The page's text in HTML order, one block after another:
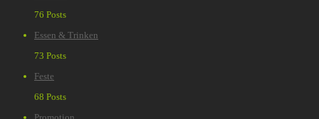
76 Posts
Essen & Trinken
73 Posts
Feste
68 Posts